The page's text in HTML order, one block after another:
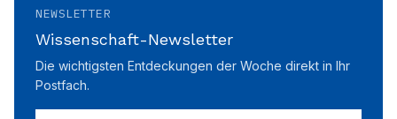
NEWSLETTER
Wissenschaft-Newsletter
Die wichtigsten Entdeckungen der Woche direkt in Ihr
Postfach.